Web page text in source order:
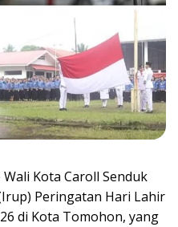
Wali Kota Caroll Senduk
Peringatan Hari Lahir
di Kota Tomohon, yang